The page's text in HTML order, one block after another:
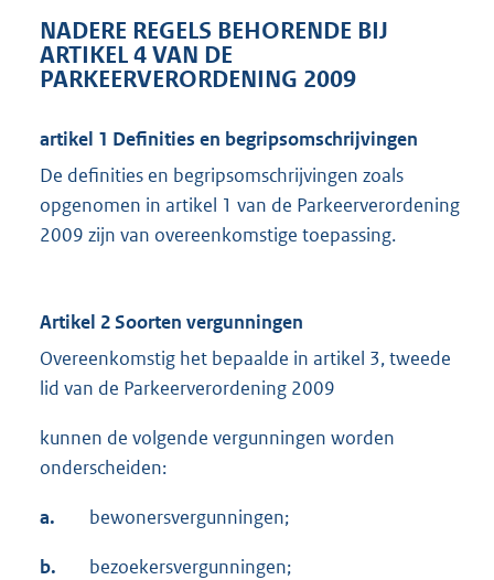
NADERE REGELS BEHORENDE BIJ
ARTIKEL 4 VAN DE
PARKEERVERORDENING 2009
artikel 1 Definities en begripsomschrijvingen
De definities en begripsomschrijvingen zoals
opgenomen in artikel 1 van de Parkeerverordening
2009 zijn van overeenkomstige toepassing.
Artikel 2 Soorten vergunningen
Overeenkomstig het bepaalde in artikel 3, tweede
lid van de Parkeerverordening 2009
kunnen de volgende vergunningen worden
onderscheiden:
a. bewonersvergunningen;
b. bezoekersvergunningen;